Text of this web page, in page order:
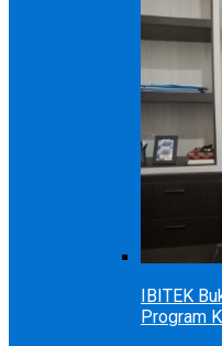
IBITEK
Program